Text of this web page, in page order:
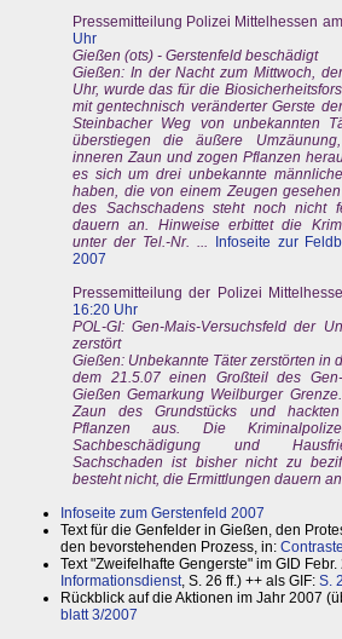
Pressemitteilung Polizei Mittelhessen am
Uhr
Gießen (ots) - Gerstenfeld beschädigt
Gießen: In der Nacht zum Mittwoch,
Uhr, wurde das für die
mit gentechnisch veränderter Gerste
Steinbacher Weg von unbekannten
überstiegen die äußere
inneren Zaun und zogen Pflanzen
es sich um drei unbekannte
haben, die von einem Zeugen
des Sachschadens steht noch nicht
dauern an. Hinweise erbittet die
unter der Tel.-Nr. ...
Infoseite zur
2007
Pressemitteilung der Polizei
16:20 Uhr
POL-GI: Gen-Mais-Versuchsfeld der
zerstört
Gießen: Unbekannte Täter zerstörten in
dem 21.5.07 einen Großteil des
Gießen Gemarkung Weilburger
Zaun des Grundstücks und
Pflanzen aus. Die
Sachbeschädigung und
Sachschaden ist bisher nicht zu
besteht nicht, die Ermittlungen dauern
Infoseite zum Gerstenfeld 2007
Text für die Genfelder in Gießen, den
den bevorstehenden Prozess, in:
Text "Zweifelhafte Gengerste" im GID Febr.
Informationsdienst, S. 26 ff.) ++ als GIF: S.
Rückblick auf die Aktionen im Jahr 2007
blatt 3/2007